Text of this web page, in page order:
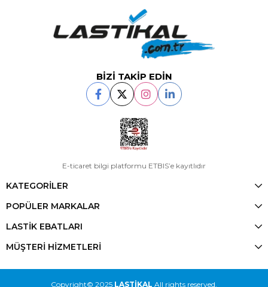
BİZİ TAKİP EDİN
E-ticaret bilgi platformu ETBIS’e kayıtlıdır
KATEGORİLER
POPÜLER MARKALAR
LASTİK EBATLARI
MÜŞTERİ HİZMETLERİ
Copyright© 2025 LASTİKAL All rights reserved.